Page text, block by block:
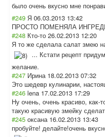
было очень вкусно мне
#249 Я 06.03.2013 13:42
ПРОСТО ПОМЕНЯЛА
#248 Кто-то 26.02.2013 12:20
Я то же сделала салат змею
... Кстати рецепт
желание.
#247 Ирина 18.02.2013 07:32
Это шедевр кулинарии,
#246 lena 17.02.2013 17:29
Ну очень, очень красиво, как-
такую красивую змейку
#245 оксана 16.02.2013 13:43
пробуйте! делайте!очень